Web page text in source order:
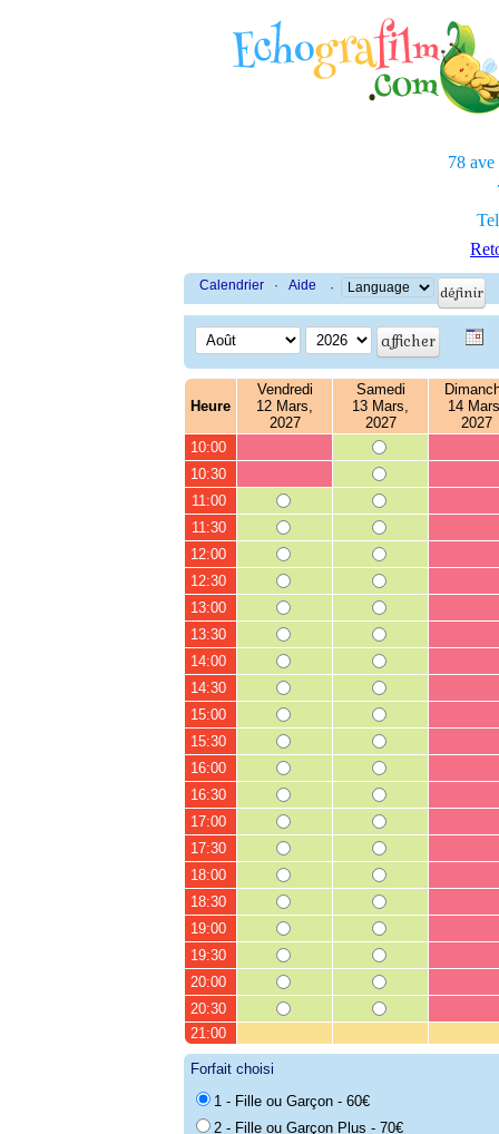
78 ave
Calendrier · Aide ·
Heure
Vendredi
12 Mars,
2027
Samedi
13 Mars,
2027
14
2027
10:00
10:30
11:00
11:30
12:00
12:30
13:00
13:30
14:00
14:30
15:00
15:30
16:00
16:30
17:00
17:30
18:00
18:30
19:00
19:30
20:00
20:30
21:00
Forfait choisi
1 - Fille ou Garçon - 60€
2 - Fille ou Garçon Plus - 70€